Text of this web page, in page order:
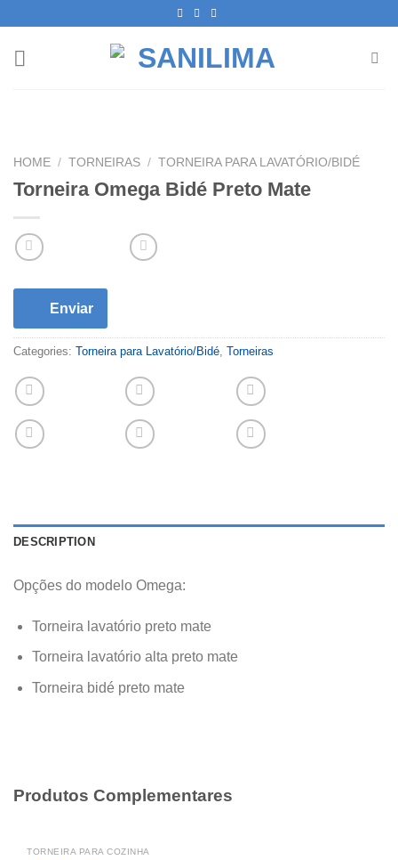
content
HOME / TORNEIRAS / TORNEIRA PARA LAVATÓRIO/BIDÉ
Torneira Omega Bidé Preto Mate
Enviar
Categories: Torneira para Lavatório/Bidé, Torneiras
DESCRIPTION
Opções do modelo Omega:
Torneira lavatório preto mate
Torneira lavatório alta preto mate
Torneira bidé preto mate
Produtos Complementares
TORNEIRA PARA COZINHA